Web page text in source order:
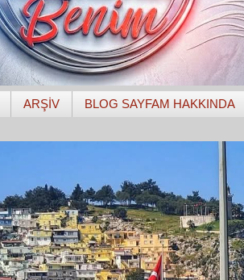
ARŞİV BLOG SAYFAM HAKKINDA